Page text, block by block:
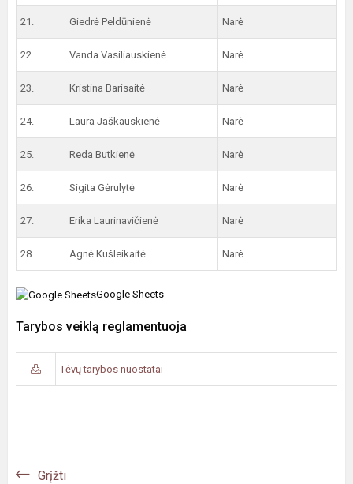
21. Giedrė Peldūnienė Narė
22. Vanda Vasiliauskienė Narė
23. Kristina Barisaitė Narė
24. Laura Jaškauskienė Narė
25. Reda Butkienė Narė
26. Sigita Gėrulytė Narė
27. Erika Laurinavičienė Narė
28. Agnė Kušleikaitė Narė
Google Sheets
Tarybos veiklą reglamentuoja
Tėvų tarybos nuostatai
Grįžti